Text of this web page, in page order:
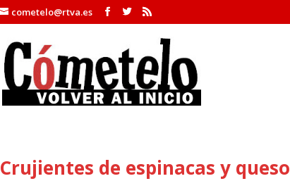
cometelo@rtva.es
Crujientes de espinacas y queso